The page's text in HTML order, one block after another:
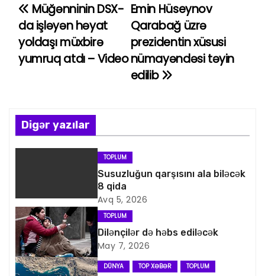
Y
a
z
n
a
q
a
s
Emin Hüseynov
Qarabağ üzrə
prezidentin xüsusi
nümayəndəsi təyin
edilib
Müğənninin DSX-
da işləyən həyat
yoldaşı müxbirə
yumruq atdı – Video
Digər yazılar
TOPLUM
Susuzluğun qarşısını ala biləcək
8 qida
Avq 5, 2026
TOPLUM
Dilənçilər də həbs ediləcək
May 7, 2026
DÜNYA TOP XƏBƏR TOPLUM